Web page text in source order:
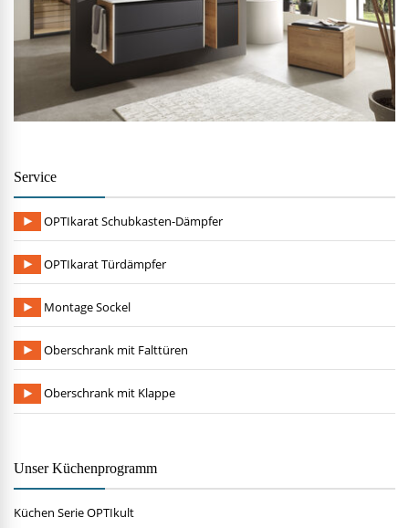
Service
OPTIkarat Schubkasten-Dämpfer
OPTIkarat Türdämpfer
Montage Sockel
Oberschrank mit Falttüren
Oberschrank mit Klappe
Unser Küchenprogramm
Küchen Serie OPTIkult